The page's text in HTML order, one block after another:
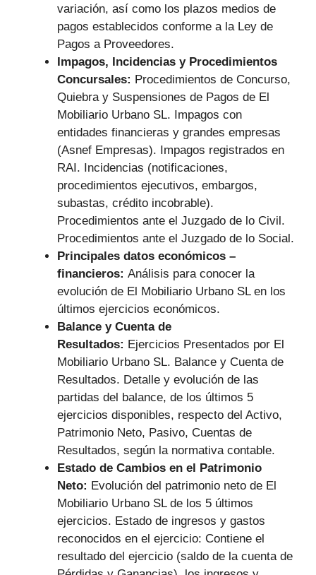
variación, así como los plazos medios de
pagos establecidos conforme a la Ley de
Pagos a Proveedores.
Impagos, Incidencias y Procedimientos
Concursales: Procedimientos de Concurso,
Quiebra y Suspensiones de Pagos de El
Mobiliario Urbano SL. Impagos con
entidades financieras y grandes empresas
(Asnef Empresas). Impagos registrados en
RAI. Incidencias (notificaciones,
procedimientos ejecutivos, embargos,
subastas, crédito incobrable).
Procedimientos ante el Juzgado de lo Civil.
Procedimientos ante el Juzgado de lo Social.
Principales datos económicos –
financieros: Análisis para conocer la
evolución de El Mobiliario Urbano SL en los
últimos ejercicios económicos.
Balance y Cuenta de
Resultados: Ejercicios Presentados por El
Mobiliario Urbano SL. Balance y Cuenta de
Resultados. Detalle y evolución de las
partidas del balance, de los últimos 5
ejercicios disponibles, respecto del Activo,
Patrimonio Neto, Pasivo, Cuentas de
Resultados, según la normativa contable.
Estado de Cambios en el Patrimonio
Neto: Evolución del patrimonio neto de El
Mobiliario Urbano SL de los 5 últimos
ejercicios. Estado de ingresos y gastos
reconocidos en el ejercicio: Contiene el
resultado del ejercicio (saldo de la cuenta de